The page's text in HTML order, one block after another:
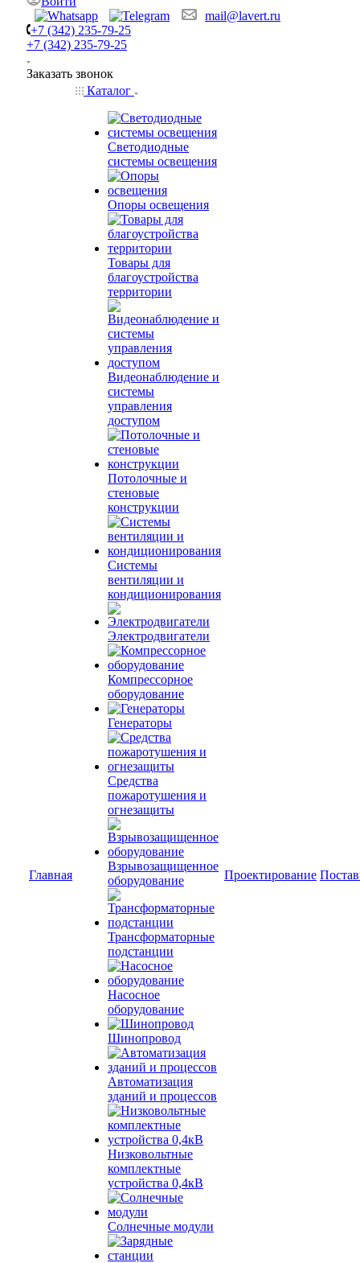
mail@lavert.ru
+7 (342) 235-79-25
+7 (342) 235-79-25
Заказать звонок
Главная
Каталог
Светодиодные
системы освещения
Опоры освещения
Товары для
благоустройства
территории
Видеонаблюдение и
системы
управления
доступом
Потолочные и
стеновые
конструкции
Системы
вентиляции и
кондиционирования
Электродвигатели
Компрессорное
оборудование
Генераторы
Средства
пожаротушения и
огнезащиты
Взрывозащищенное
оборудование
Трансформаторные
подстанции
Насосное
оборудование
Шинопровод
Автоматизация
зданий и процессов
Низковольтные
комплектные
устройства 0,4кВ
Солнечные модули
Проектирование